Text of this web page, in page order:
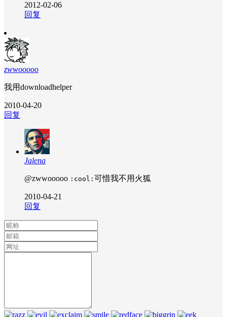
2012-02-06
回复
zwwooooo
我用downloadhelper
2010-04-20
回复
Jalena
@zwwooooo :cool: 可惜我不用火狐
2010-04-21
回复